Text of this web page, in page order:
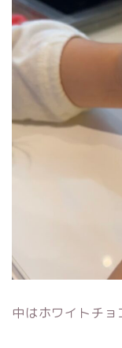
中はホワイトチョ